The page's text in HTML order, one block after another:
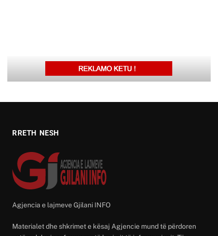
RRETH NESH
Agjencia e lajmeve Gjilani INFO
Materialet dhe shkrimet e kësaj Agjencie mund të përdoren